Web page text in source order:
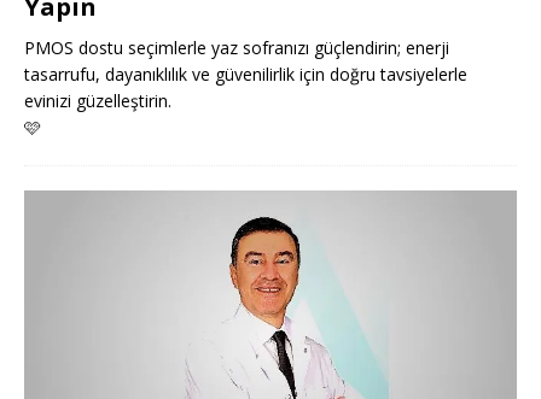
Yapın
PMOS dostu seçimlerle yaz sofranızı güçlendirin; enerji
tasarrufu, dayanıklılık ve güvenilirlik için doğru tavsiyelerle
evinizi güzelleştirin.
🩷